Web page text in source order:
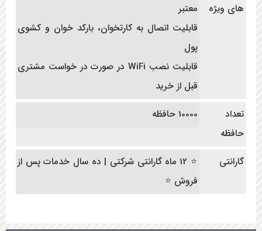
های ویژه
معتبر
قابلیت اتصال به کارتخوان، بارکد خوان و کشوی
پول
قابلیت نصب WiFi در صورت در خواست مشتری
قبل از خرید
تعداد
حافظه
10000 حافظه
گارانتی
⭐ 12 ماه گارانتی شرکتی | ده سال خدمات پس از
فروش ⭐